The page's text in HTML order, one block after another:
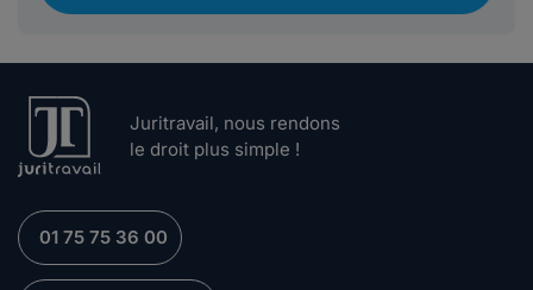
Juritravail, nous rendons
le droit plus simple !
01 75 75 36 00